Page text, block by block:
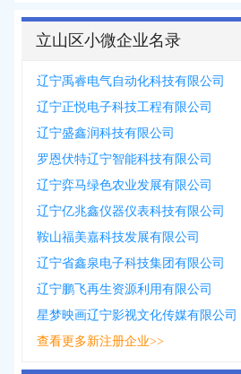
立山区小微企业名录
辽宁禹睿电气自动化科技有限公司
辽宁正悦电子科技工程有限公司
辽宁盛鑫润科技有限公司
罗恩伏特辽宁智能科技有限公司
辽宁弈马绿色农业发展有限公司
辽宁亿兆鑫仪器仪表科技有限公司
鞍山福美嘉科技发展有限公司
辽宁省鑫泉电子科技集团有限公司
辽宁鹏飞再生资源利用有限公司
星梦映画辽宁影视文化传媒有限公司
查看更多新注册企业>>